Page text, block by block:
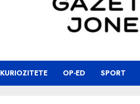
KURIOZITETE OP-ED SPORT